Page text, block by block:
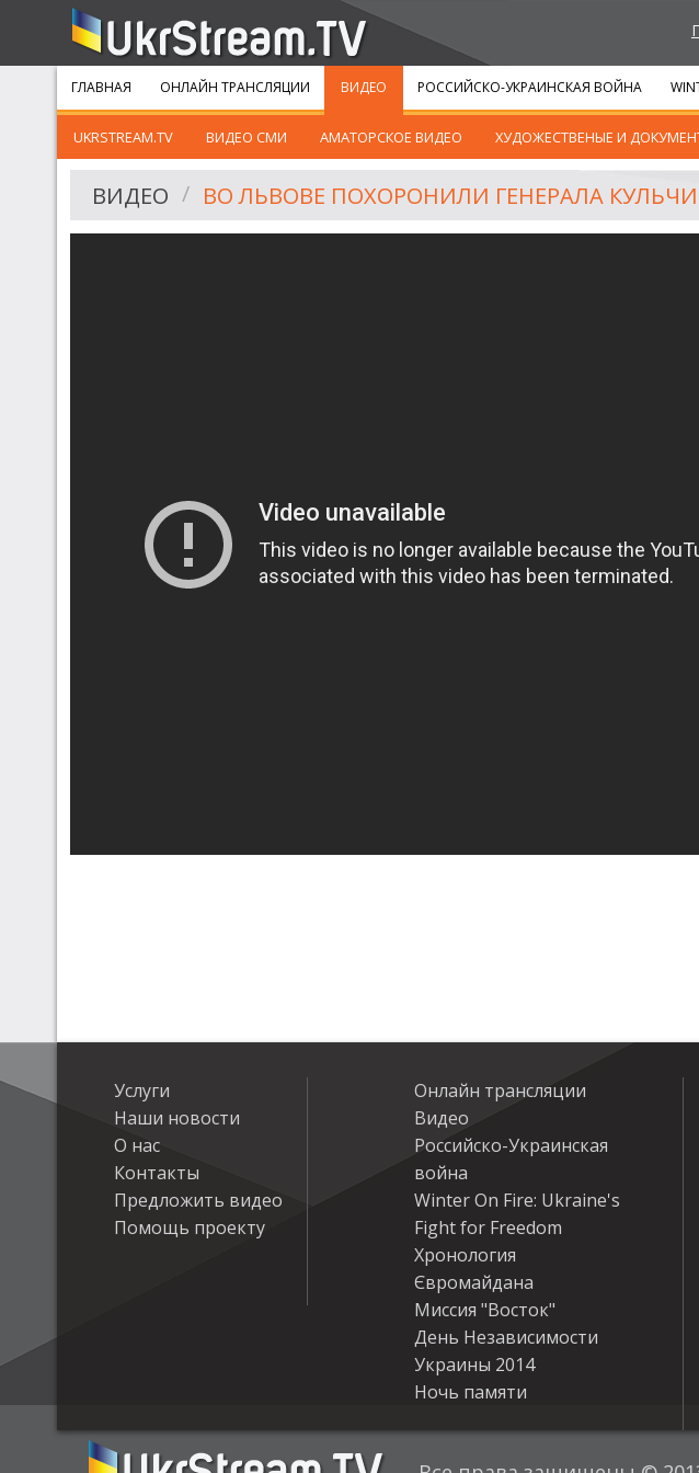
ГЛАВНАЯ ОНЛАЙН ТРАНСЛЯЦИИ ВИДЕО
UKRSTREAM.TV ВИДЕО СМИ АМАТОРСКОЕ ВИДЕО ХУДОЖЕСТВЕНЫЕ И
РОССИЙСКО-УКРАИНСКАЯ ВОЙНА
ВИДЕО ВО ЛЬВОВЕ ПОХОРОНИЛИ ГЕНЕРАЛА
Услуги
Наши новости
О нас
Контакты
Предложить видео
Помощь проекту
Онлайн трансляции
Видео
Российско-Украинская
война
Winter On Fire: Ukraine's
Fight for Freedom
Хронология
Євромайдана
Миссия "Восток"
День Независимости
Украины 2014
Ночь памяти